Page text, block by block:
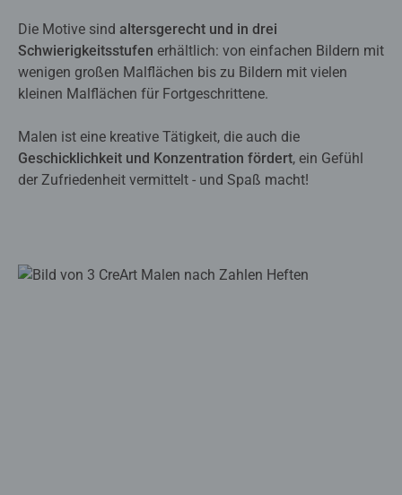
Die Motive sind altersgerecht und in drei
Schwierigkeitsstufen erhältlich: von einfachen Bildern mit
wenigen großen Malflächen bis zu Bildern mit vielen
kleinen Malflächen für Fortgeschrittene.
Malen ist eine kreative Tätigkeit, die auch die
Geschicklichkeit und Konzentration fördert, ein Gefühl
der Zufriedenheit vermittelt - und Spaß macht!